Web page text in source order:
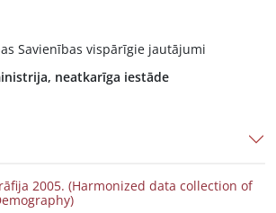
Savienības vispārīgie jautājumi
neatkarīga iestāde
2005. (Harmonized data collection of